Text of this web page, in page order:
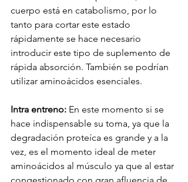
cuerpo está en catabolismo, por lo
tanto para cortar este estado
rápidamente se hace necesario
introducir este tipo de suplemento de
rápida absorción. También se podrían
utilizar aminoácidos esenciales.
Intra entreno: En este momento si se
hace indispensable su toma, ya que la
degradación proteíca es grande y a la
vez, es el momento ideal de meter
aminoácidos al músculo ya que al estar